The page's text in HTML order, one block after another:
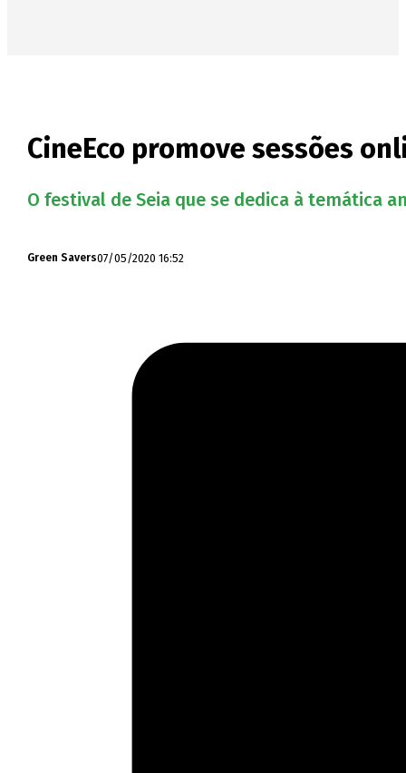
CineEco promove sessões
O festival de Seia que se dedica à temática
Green Savers07/05/2020 16:52